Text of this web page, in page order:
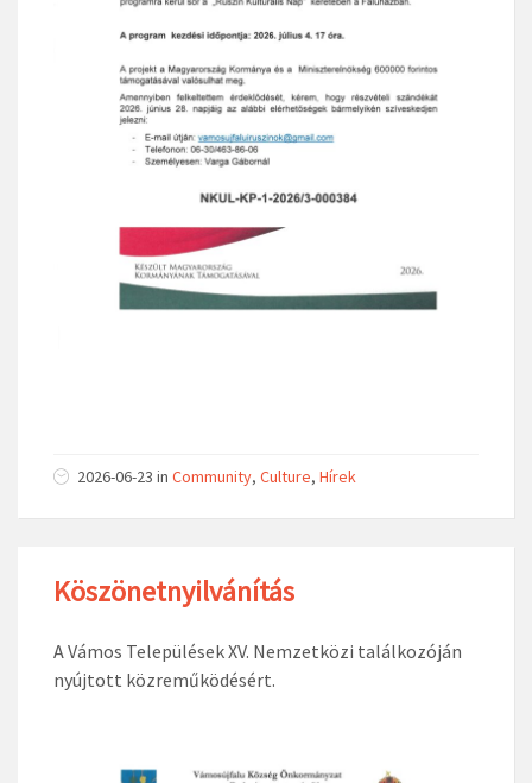
2026-06-23 in Community, Culture, Hírek
Köszönetnyilvánítás
A Vámos Települések XV. Nemzetközi találkozóján
nyújtott közreműködésért.